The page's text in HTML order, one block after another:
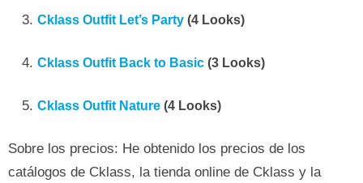
Cklass Outfit Let’s Party (4 Looks)
Cklass Outfit Back to Basic (3 Looks)
Cklass Outfit Nature (4 Looks)
Sobre los precios: He obtenido los precios de los
catálogos de Cklass, la tienda online de Cklass y la